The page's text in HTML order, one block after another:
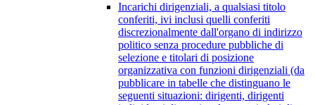
Incarichi dirigenziali, a qualsiasi titolo
conferiti, ivi inclusi quelli conferiti
discrezionalmente dall'organo di indirizzo
politico senza procedure pubbliche di
selezione e titolari di posizione
organizzativa con funzioni dirigenziali (da
pubblicare in tabelle che distinguano le
seguenti situazioni: dirigenti, dirigenti